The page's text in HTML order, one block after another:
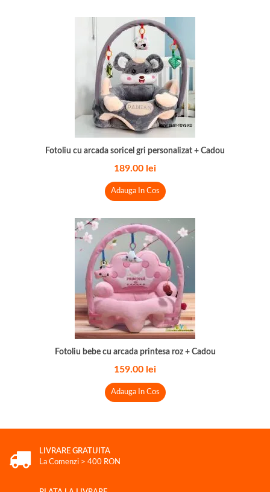
Fotoliu cu arcada soricel gri personalizat + Cadou
189.00 lei
Adauga In Cos
Fotoliu bebe cu arcada printesa roz + Cadou
159.00 lei
Adauga In Cos
LIVRARE GRATUITA
La Comenzi > 400 RON